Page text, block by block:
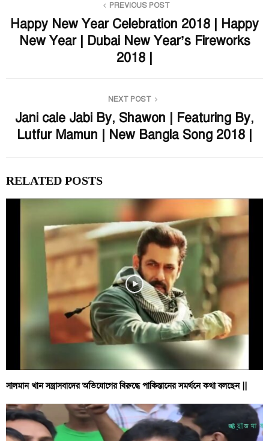
PREVIOUS POST
Happy New Year Celebration 2018 | Happy
New Year | Dubai New Year’s Fireworks
2018 |
NEXT POST
Jani cale Jabi By, Shawon | Featuring By,
Lutfur Mamun | New Bangla Song 2018 |
RELATED POSTS
সালমান খান সন্ত্রাসবাদের অভিযোগের বিরুদ্ধে পাকিস্তানের সমর্থনে কথা বলছেন ||